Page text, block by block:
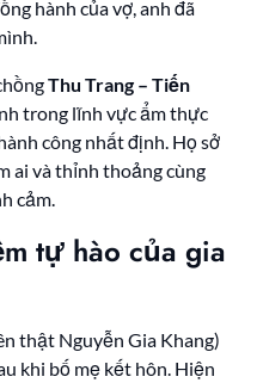
hành của vợ, anh đã
Thu Trang – Tiến
trong lĩnh vực ẩm thực
công nhất định. Họ sở
ai và thỉnh thoảng cùng
cảm.
tự hào của gia
thật Nguyễn Gia Khang)
khi bố mẹ kết hôn. Hiện